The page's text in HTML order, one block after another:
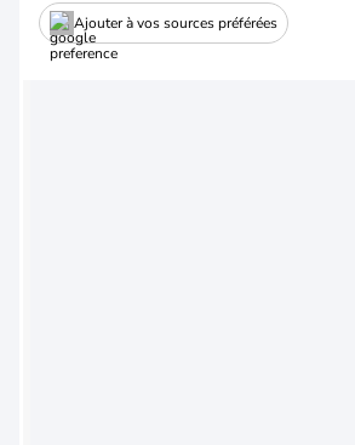
Ajouter à vos sources préférées